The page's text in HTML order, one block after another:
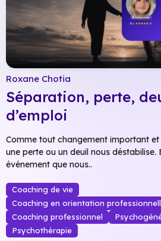
Roxane Chotia
Séparation, perte,
d’emploi
Comme tout changement important
une perte ou un deuil nous déstabilise.
événement que nous..
Coaching de vie
Coaching en orientation
Coaching professionnel
Psychothérapie